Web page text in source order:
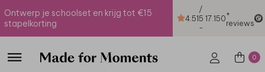
Ontwerp je schoolset en krijg tot €15
stapelkorting
4.51
/
5
-
17.150+
reviews
0